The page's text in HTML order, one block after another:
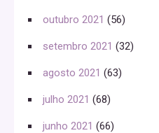
outubro 2021 (56)
setembro 2021 (32)
agosto 2021 (63)
julho 2021 (68)
junho 2021 (66)